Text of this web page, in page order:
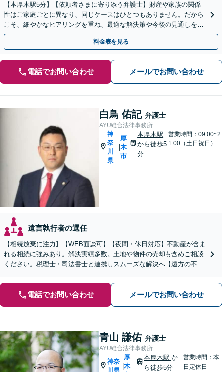
【本厚木駅5分】【依頼者さまに寄り添う弁護士】財産や家族の関係
性はご家庭ごとに異なり、同じケースはひとつもありません。だから
こそ、細やかなヒアリングを重ね、最適な解決策や今後の見通しを明
確にお示しします。ぜひ一度当事務所へご相談ください。
料金表を見る
電話でお問い合わせ メールでお問い合わせ
白鳥 佑記 弁護士
AYU総合法律事務所
神
奈
川
県
|
厚
木
市
本厚木駅
から徒歩5
分
営業時間：09:00~2
1:00（土日祝日）
遺言執行者の選任
【相続放棄に注力】【WEB面談可】【夜間・休日対応】不動産が含ま
れる相続に強みあり。解決実績多数。土地や物件の売却も含めご相談
ください。税理士・司法書士と連携しスムーズな解決へ【遠方の不動
電話でお問い合わせ メールでお問い合わせ
青山 謙佑 弁護士
AYU総合法律事務所
神奈
川県
|
厚
木
本厚木駅か
ら徒歩5分
営業時間：本
日定休日